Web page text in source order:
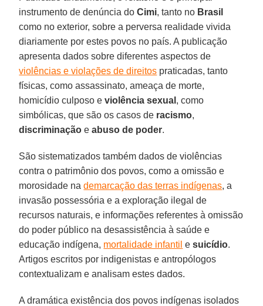
instrumento de denúncia doCimi, tanto no Brasil
como no exterior, sobre a perversa realidade vivida
diariamente por estes povos no país. A publicação
apresenta dados sobre diferentes aspectos de
violências e violações de direitos praticadas, tanto
físicas, como assassinato, ameaça de morte,
homicídio culposo eviolência sexual , como
simbólicas, que são os casos de racismo,
discriminação eabuso de poder.
São sistematizados também dados de violências
contra o patrimônio dos povos, como a omissão e
morosidade nademarcação das terras indígenas, a
invasão possessória e a exploração ilegal de
recursos naturais, e informações referentes à omissão
do poder público na desassistência à saúde e
educação indígena, mortalidade infantil esuicídio.
Artigos escritos por indigenistas e antropólogos
contextualizam e analisam estes dados.
A dramática existência dos povos indígenas isolados